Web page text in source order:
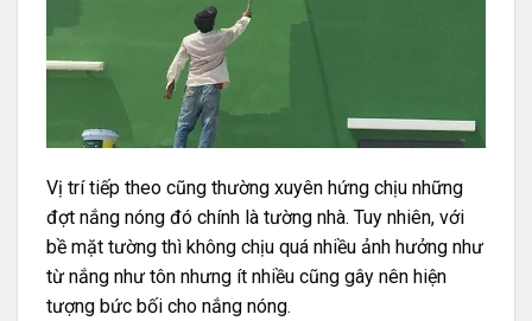
Vị trí tiếp theo cũng thường xuyên hứng chịu những
đợt nắng nóng đó chính là tường nhà. Tuy nhiên, với
bề mặt tường thì không chịu quá nhiều ảnh hưởng như
từ nắng như tôn nhưng ít nhiều cũng gây nên hiện
tượng bức bối cho nắng nóng.